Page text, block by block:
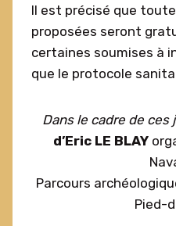
Il est précisé que
proposées seront
certaines soumises à
que le protocole
Dans le cadre de ces
d’Eric LE BLAY
Parcours
Pied-